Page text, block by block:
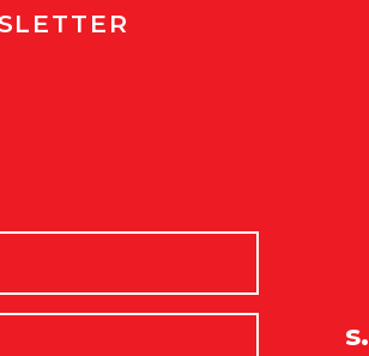
com Sucesso!
nossas novidades.